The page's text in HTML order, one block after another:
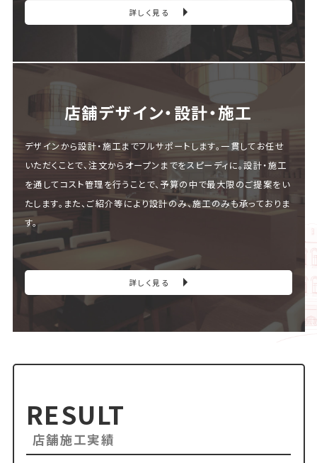
詳しく見る
店舗デザイン・設計・施⼯
デザインから設計・施工までフルサポートします。一貫してお任せ
いただくことで、注文からオープンまでをスピーディに。設計・施工
を通してコスト管理を行うことで、予算の中で最大限のご提案をい
たします。また、ご紹介等により設計のみ、施工のみも承っておりま
す。
詳しく見る
RESULT
店舗施工実績